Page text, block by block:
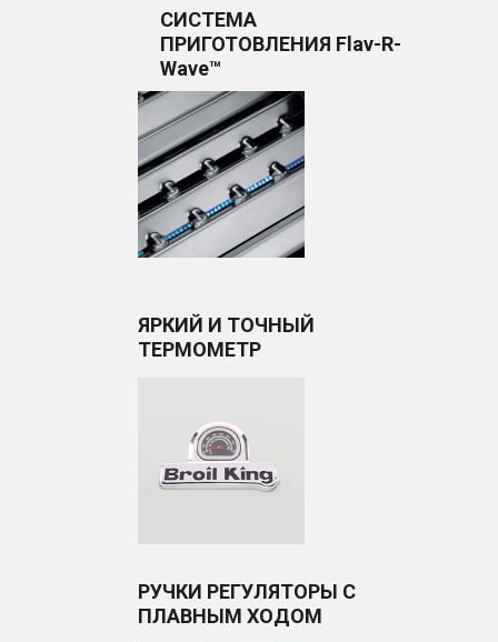
РУЧКИ РЕГУЛЯТОРЫ С
ПЛАВНЫМ ХОДОМ
СИСТЕМА
ПРИГОТОВЛЕНИЯ Flav-R-
Wave™
ЯРКИЙ И ТОЧНЫЙ
ТЕРМОМЕТР